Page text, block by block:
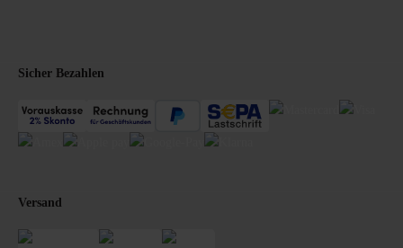
Sicher Bezahlen
Versand